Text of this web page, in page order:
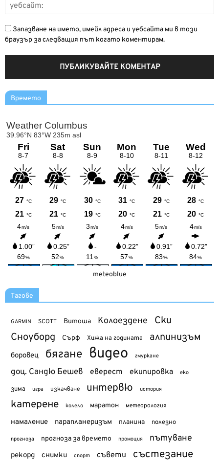
Запазване на името, имейл адреса и уебсайта ми в този
браузър за следващия път когато коментирам.
Времето
meteoblue
Тагове
GARMIN SCOTT Витоша Колоездене Ски
Сноуборд Сърф Хижа на годината алпинизъм
боровец бягане видео гмуркане
доц. Сандю Бешев еверест екипировка еко
зима игра изкачване интервю история
катерене колело маратон метеорология
намаление парапланеризъм планина полезно
прогноза прогноза за времето промоция пътуване
рекорд снимки спорт съвети състезание